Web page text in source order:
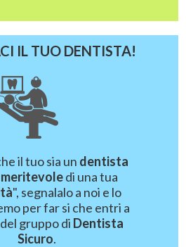
IL TUO DENTISTA!
il tuo sia un dentista
di una tua
", segnalalo a noi e lo
per far si che entri a
gruppo di Dentista
Sicuro.